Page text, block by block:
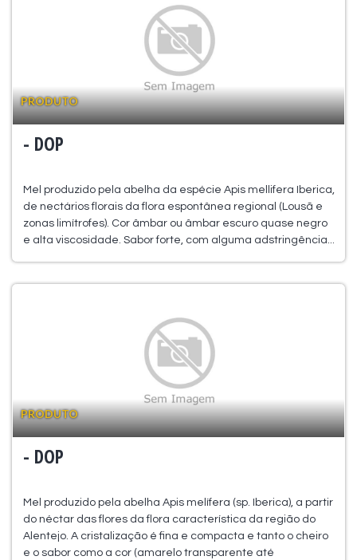
PRODUTO
- DOP
Mel produzido pela abelha da espécie Apis mellifera Iberica,
de nectários florais da flora espontânea regional (Lousã e
zonas limítrofes). Cor âmbar ou âmbar escuro quase negro
e alta viscosidade. Sabor forte, com alguma adstringência...
PRODUTO
- DOP
Mel produzido pela abelha Apis melífera (sp. Iberica), a partir
do néctar das flores da flora característica da região do
Alentejo. A cristalização é fina e compacta e tanto o cheiro
e o sabor como a cor (amarelo transparente até